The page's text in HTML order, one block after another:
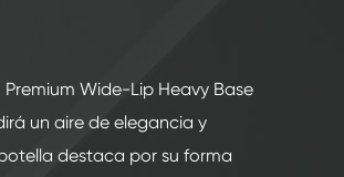
Wide-Lip Heavy Base
un aire de elegancia y
destaca por su forma